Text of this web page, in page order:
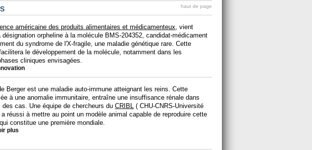
haut de page
américaine des produits alimentaires et médicamenteux, vient
désignation orpheline à la molécule BMS-204352, candidat-médicament
du syndrome de l'X-fragile, une maladie génétique rare. Cette
le développement de la molécule, notamment dans les
cliniques envisagées.
Berger est une maladie auto-immune atteignant les reins. Cette
à une anomalie immunitaire, entraîne une insuffisance rénale dans
des cas. Une équipe de chercheurs du CRIBL ( CHU-CNRS-Université
réussi à mettre au point un modèle animal capable de reproduire cette
constitue une première mondiale.
plus